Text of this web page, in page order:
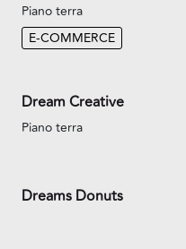
Piano terra
E-COMMERCE
Dream Creative
Piano terra
Dreams Donuts